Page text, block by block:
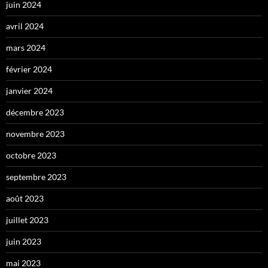
juin 2024
avril 2024
mars 2024
février 2024
janvier 2024
décembre 2023
novembre 2023
octobre 2023
septembre 2023
août 2023
juillet 2023
juin 2023
mai 2023